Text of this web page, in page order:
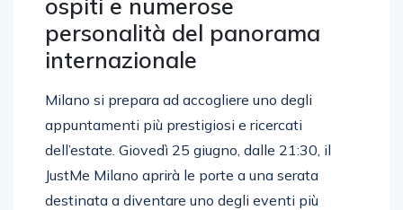
personalità del panorama
internazionale
Milano si prepara ad accogliere uno degli
appuntamenti più prestigiosi e ricercati
dell’estate. Giovedì 25 giugno, dalle 21:30, il
JustMe Milano aprirà le porte a una serata
destinata a diventare uno degli eventi più